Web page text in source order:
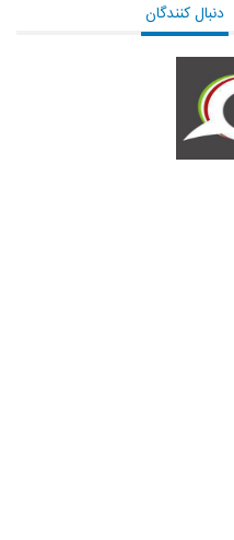
دنبال کنندگان